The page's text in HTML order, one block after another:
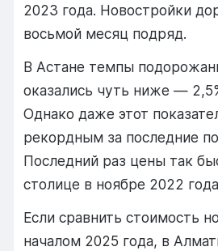
2023 года. Новостройки
восьмой месяц подряд.
В Астане темпы
оказались чуть ниже —
Однако даже этот
рекордным за последние
Последний раз цены так
столице в ноябре 2022
Если сравнить стоимость
началом 2025 года, в